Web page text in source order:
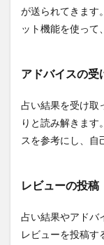
が送られてきます
ット機能を使って
アドバイスの受
占い結果を受け取
りと読み解きます
スを参考にし、自
レビューの投稿
占い結果やアドバ
レビューを投稿す